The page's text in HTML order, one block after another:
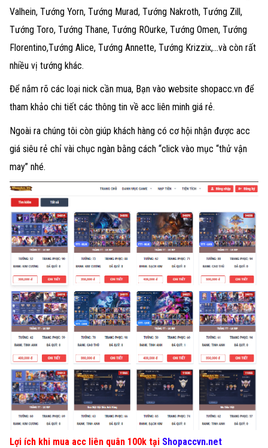
Valhein, Tướng Yorn, Tướng Murad, Tướng Nakroth, Tướng Zill,
Tướng Toro, Tướng Thane, Tướng ROurke, Tướng Omen, Tướng
Florentino,Tướng Alice, Tướng Annette, Tướng Krizzix,...và còn rất
nhiều vị tướng khác.
Để nắm rõ các loại nick cần mua, Bạn vào website shopacc.vn để
tham khảo chi tiết các thông tin về acc liên minh giá rẻ.
Ngoài ra chúng tôi còn giúp khách hàng có cơ hội nhận được acc
giá siêu rẻ chỉ vài chục ngàn bằng cách “click vào mục “thử vận
may” nhé.
Lợi ích khi mua acc liên quân 100k tại Shopaccvn.net